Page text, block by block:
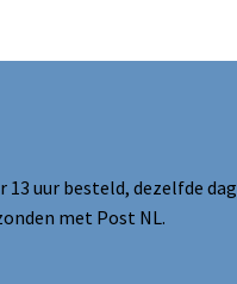
13 uur besteld, dezelfde dag
met Post NL.